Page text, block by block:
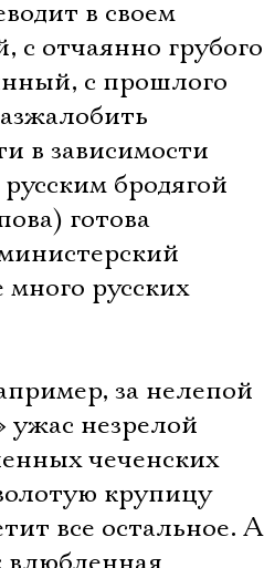
в своем
с отчаянно грубого
с прошлого
в зависимости
бродягой
готова
русских
за нелепой
незрелой
чеченских
крупицу
все остальное. А